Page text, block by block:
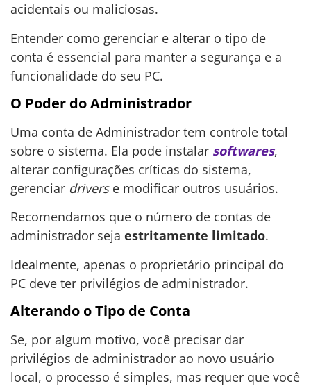
acidentais ou maliciosas.
Entender como gerenciar e alterar o tipo de
conta é essencial para manter a segurança e a
funcionalidade do seu PC.
O Poder do Administrador
Uma conta de Administrador tem controle total
sobre o sistema. Ela pode instalar softwares,
alterar configurações críticas do sistema,
gerenciar driverse modificar outros usuários.
Recomendamos que o número de contas de
administrador seja estritamente limitado.
Idealmente, apenas o proprietário principal do
PC deve ter privilégios de administrador.
Alterando o Tipo de Conta
Se, por algum motivo, você precisar dar
privilégios de administrador ao novo usuário
local, o processo é simples, mas requer que você